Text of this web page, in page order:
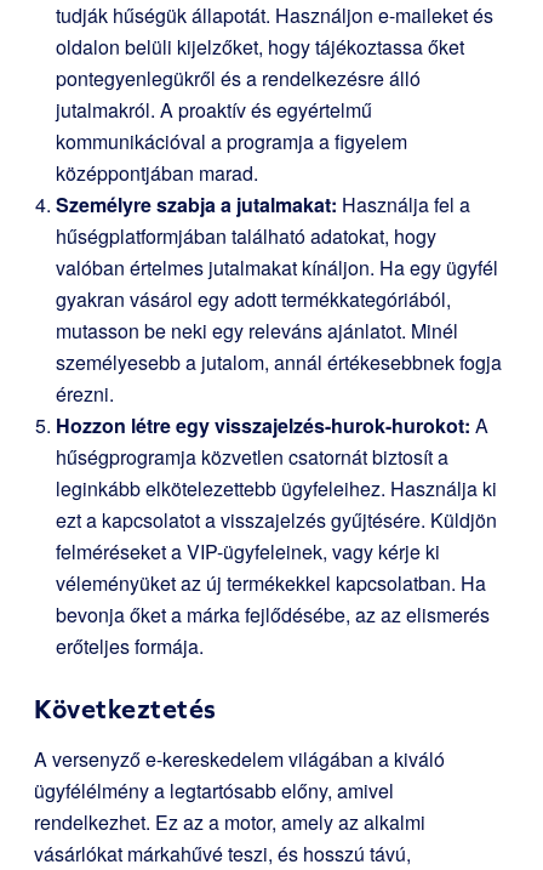
tudják hűségük állapotát. Használjon e-maileket és
oldalon belüli kijelzőket, hogy tájékoztassa őket
pontegyenlegükről és a rendelkezésre álló
jutalmakról. A proaktív és egyértelmű
kommunikációval a programja a figyelem
középpontjában marad.
Személyre szabja a jutalmakat: Használja fel a
hűségplatformjában található adatokat, hogy
valóban értelmes jutalmakat kínáljon. Ha egy ügyfél
gyakran vásárol egy adott termékkategóriából,
mutasson be neki egy releváns ajánlatot. Minél
személyesebb a jutalom, annál értékesebbnek fogja
érezni.
Hozzon létre egy visszajelzés-hurok-hurokot: A
hűségprogramja közvetlen csatornát biztosít a
leginkább elkötelezettebb ügyfeleihez. Használja ki
ezt a kapcsolatot a visszajelzés gyűjtésére. Küldjön
felméréseket a VIP-ügyfeleinek, vagy kérje ki
véleményüket az új termékekkel kapcsolatban. Ha
bevonja őket a márka fejlődésébe, az az elismerés
erőteljes formája.
Következtetés
A versenyző e-kereskedelem világában a kiváló
ügyfélélmény a legtartósabb előny, amivel
rendelkezhet. Ez az a motor, amely az alkalmi
vásárlókat márkahűvé teszi, és hosszú távú,